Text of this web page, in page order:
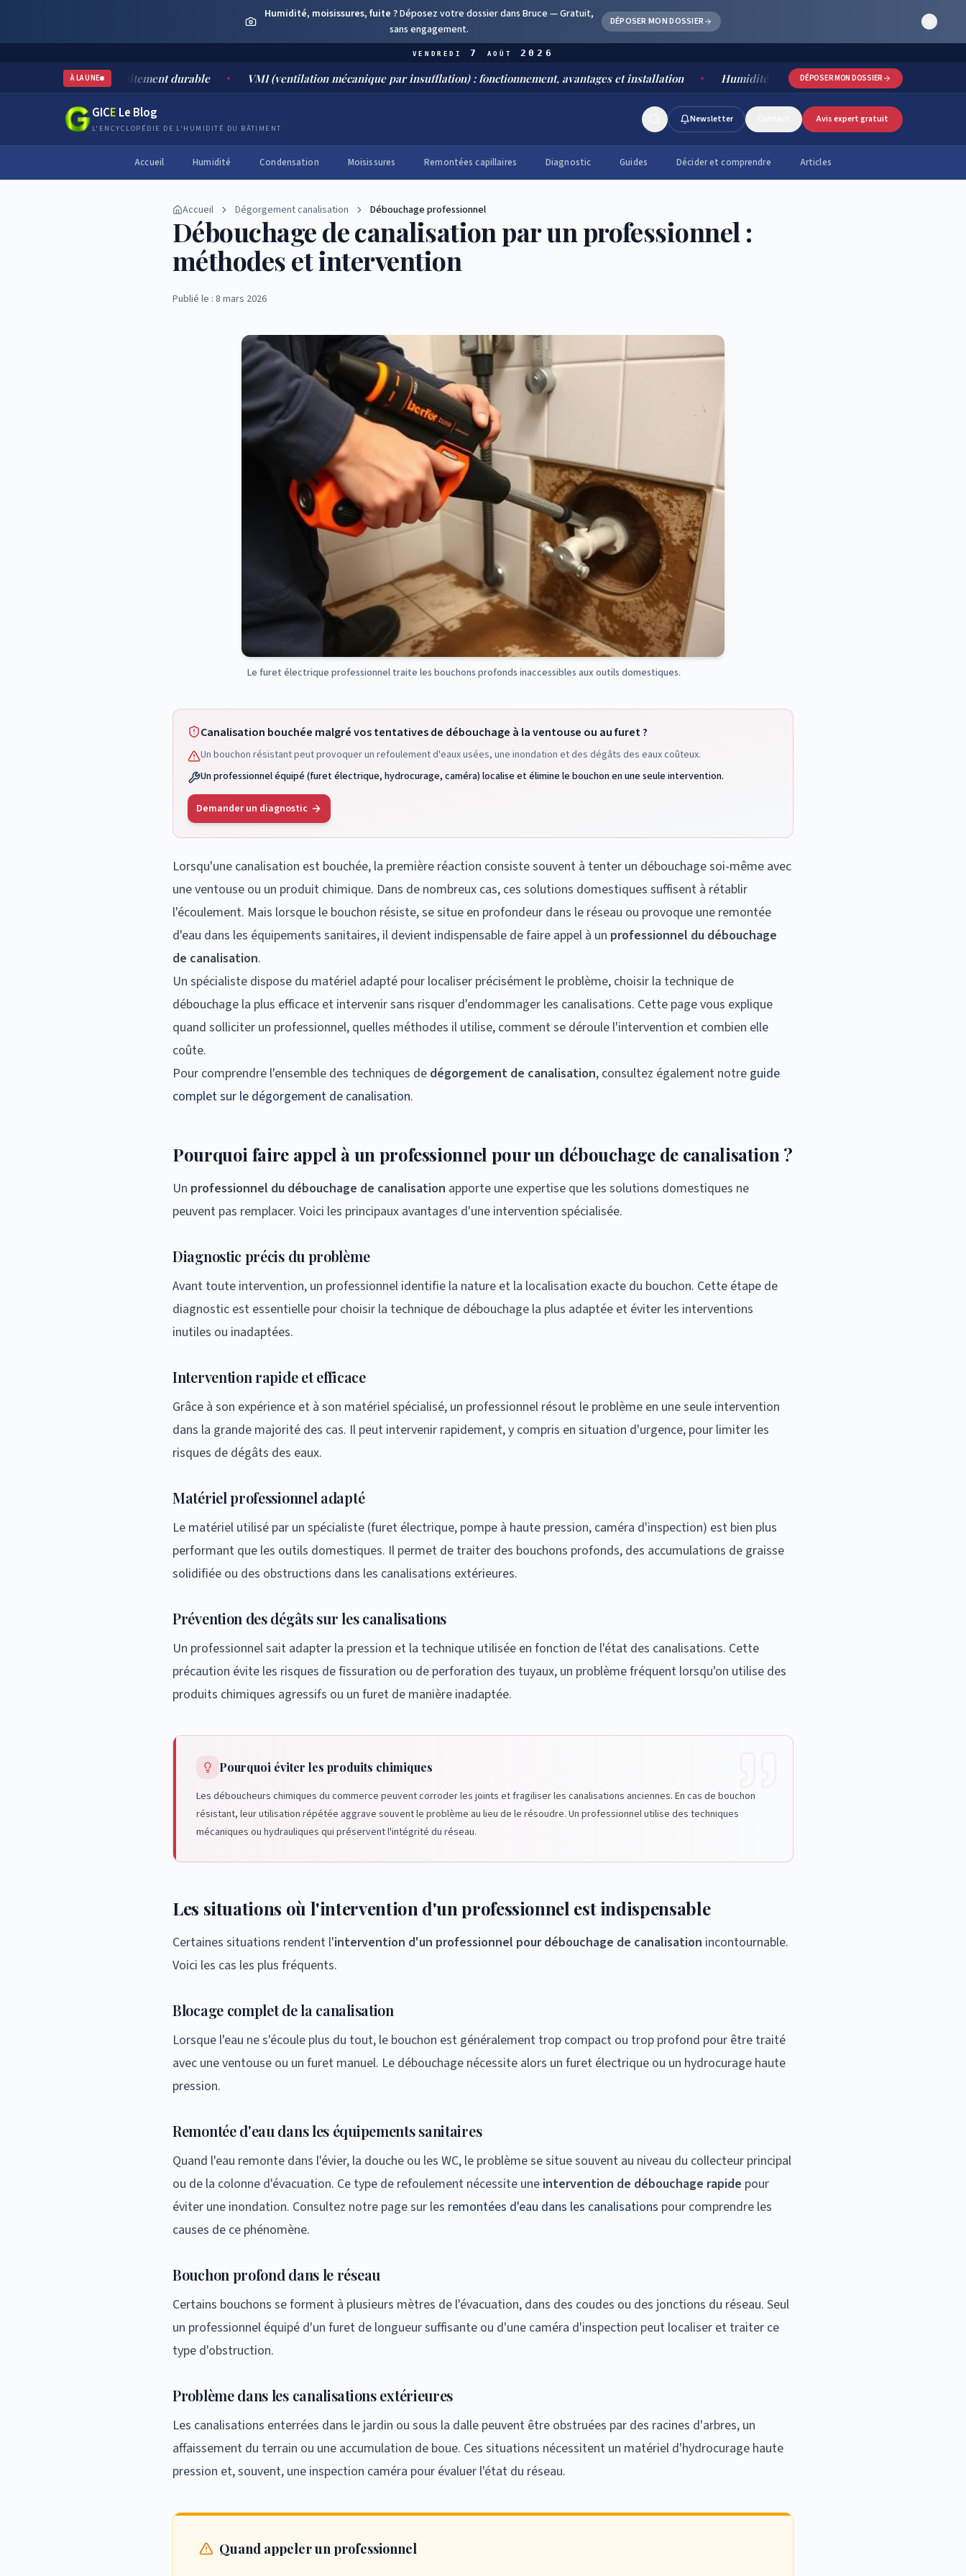
Humidité, moisissures, fuite ?Déposez votre dossier dans Bruce —Gratuit,
sans engagement.
DÉPOSER MON DOSSIER
vendredi 7 août 2026
À LA UNE
risques et traitement durable VMI (ventilation mécanique par insufflation) : fonctionnement, avantages et installation Humidité salle de bain : causes, risques et solutions
DÉPOSER MON DOSSIER
GICE Le Blog
L'ENCYCLOPÉDIE DE L'HUMIDITÉ DU BÂTIMENT
Newsletter Avis expert gratuit
Accueil Humidité Condensation Moisissures Remontées capillaires Diagnostic Guides Décider et comprendre Articles
Accueil Dégorgement canalisation Débouchage professionnel
Débouchage de canalisation par un professionnel :
méthodes et intervention
Publié le : 8 mars 2026
Le furet électrique professionnel traite les bouchons profonds inaccessibles aux outils domestiques.
Canalisation bouchée malgré vos tentatives de débouchage à la ventouse ou au furet ?
Un bouchon résistant peut provoquer un refoulement d'eaux usées, une inondation et des dégâts des eaux coûteux.
Un professionnel équipé (furet électrique, hydrocurage, caméra) localise et élimine le bouchon en une seule intervention.
Demander un diagnostic
Lorsqu'une canalisation est bouchée, la première réaction consiste souvent à tenter un débouchage soi-même avec
une ventouse ou un produit chimique. Dans de nombreux cas, ces solutions domestiques suffisent à rétablir
l'écoulement. Mais lorsque le bouchon résiste, se situe en profondeur dans le réseau ou provoque une remontée
d'eau dans les équipements sanitaires, il devient indispensable de faire appel à un professionnel du débouchage
de canalisation.
Un spécialiste dispose du matériel adapté pour localiser précisément le problème, choisir la technique de
débouchage la plus efficace et intervenir sans risquer d'endommager les canalisations. Cette page vous explique
quand solliciter un professionnel, quelles méthodes il utilise, comment se déroule l'intervention et combien elle
coûte.
Pour comprendre l'ensemble des techniques de dégorgement de canalisation, consultez également notre guide
complet sur le dégorgement de canalisation.
Pourquoi faire appel à un professionnel pour un débouchage de canalisation ?
Un professionnel du débouchage de canalisation apporte une expertise que les solutions domestiques ne
peuvent pas remplacer. Voici les principaux avantages d'une intervention spécialisée.
Diagnostic précis du problème
Avant toute intervention, un professionnel identifie la nature et la localisation exacte du bouchon. Cette étape de
diagnostic est essentielle pour choisir la technique de débouchage la plus adaptée et éviter les interventions
inutiles ou inadaptées.
Intervention rapide et efficace
Grâce à son expérience et à son matériel spécialisé, un professionnel résout le problème en une seule intervention
dans la grande majorité des cas. Il peut intervenir rapidement, y compris en situation d'urgence, pour limiter les
risques de dégâts des eaux.
Matériel professionnel adapté
Le matériel utilisé par un spécialiste (furet électrique, pompe à haute pression, caméra d'inspection) est bien plus
performant que les outils domestiques. Il permet de traiter des bouchons profonds, des accumulations de graisse
solidifiée ou des obstructions dans les canalisations extérieures.
Prévention des dégâts sur les canalisations
Un professionnel sait adapter la pression et la technique utilisée en fonction de l'état des canalisations. Cette
précaution évite les risques de fissuration ou de perforation des tuyaux, un problème fréquent lorsqu'on utilise des
produits chimiques agressifs ou un furet de manière inadaptée.
Pourquoi éviter les produits chimiques
Les déboucheurs chimiques du commerce peuvent corroder les joints et fragiliser les canalisations anciennes. En cas de bouchon
résistant, leur utilisation répétée aggrave souvent le problème au lieu de le résoudre. Un professionnel utilise des techniques
mécaniques ou hydrauliques qui préservent l'intégrité du réseau.
Les situations où l'intervention d'un professionnel est indispensable
Certaines situations rendent l'intervention d'un professionnel pour débouchage de canalisation incontournable.
Voici les cas les plus fréquents.
Blocage complet de la canalisation
Lorsque l'eau ne s'écoule plus du tout, le bouchon est généralement trop compact ou trop profond pour être traité
avec une ventouse ou un furet manuel. Le débouchage nécessite alors un furet électrique ou un hydrocurage haute
pression.
Remontée d'eau dans les équipements sanitaires
Quand l'eau remonte dans l'évier, la douche ou les WC, le problème se situe souvent au niveau du collecteur principal
ou de la colonne d'évacuation. Ce type de refoulement nécessite une intervention de débouchage rapide pour
éviter une inondation. Consultez notre page sur les remontées d'eau dans les canalisations pour comprendre les
causes de ce phénomène.
Bouchon profond dans le réseau
Certains bouchons se forment à plusieurs mètres de l'évacuation, dans des coudes ou des jonctions du réseau. Seul
un professionnel équipé d'un furet de longueur suffisante ou d'une caméra d'inspection peut localiser et traiter ce
type d'obstruction.
Problème dans les canalisations extérieures
Les canalisations enterrées dans le jardin ou sous la dalle peuvent être obstruées par des racines d'arbres, un
affaissement du terrain ou une accumulation de boue. Ces situations nécessitent un matériel d'hydrocurage haute
pression et, souvent, une inspection caméra pour évaluer l'état du réseau.
Quand appeler un professionnel